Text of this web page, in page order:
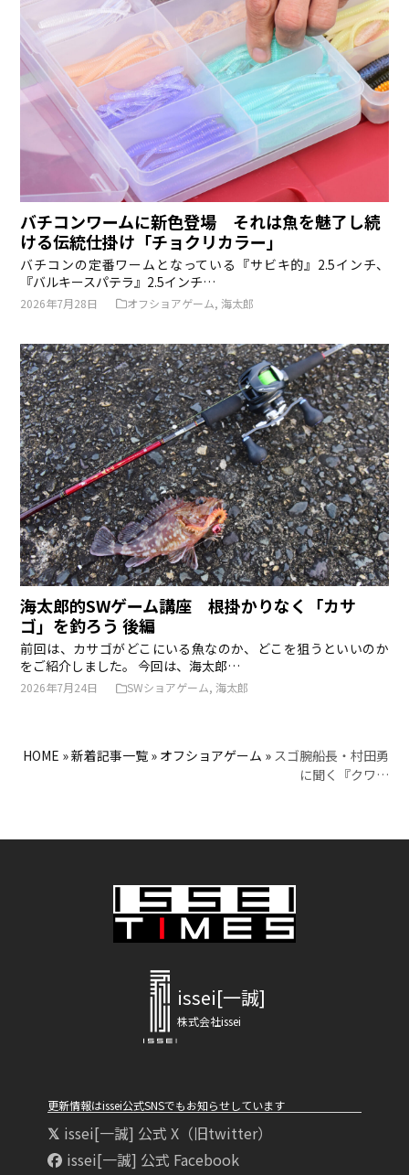
バチコンワームに新色登場 それは魚を魅了し続
ける伝統仕掛け「チョクリカラー」
バチコンの定番ワームとなっている『サビキ的』2.5インチ、
『バルキースパテラ』2.5インチ…
2026年7月28日 オフショアゲーム,海太郎
海太郎的SWゲーム講座 根掛かりなく「カサ
ゴ」を釣ろう 後編
前回は、カサゴがどこにいる魚なのか、どこを狙うといいのか
をご紹介しました。 今回は、海太郎…
2026年7月24日 SWショアゲーム,海太郎
HOME »新着記事一覧» オフショアゲーム » スゴ腕船長・村田勇
に聞く『クワ…
issei[一誠]
株式会社issei
更新情報はissei公式SNSでもお知らせしています
issei[一誠] 公式 X（旧twitter）
issei[一誠] 公式 Facebook